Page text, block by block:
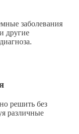
заболевания
другие
решить без
различные